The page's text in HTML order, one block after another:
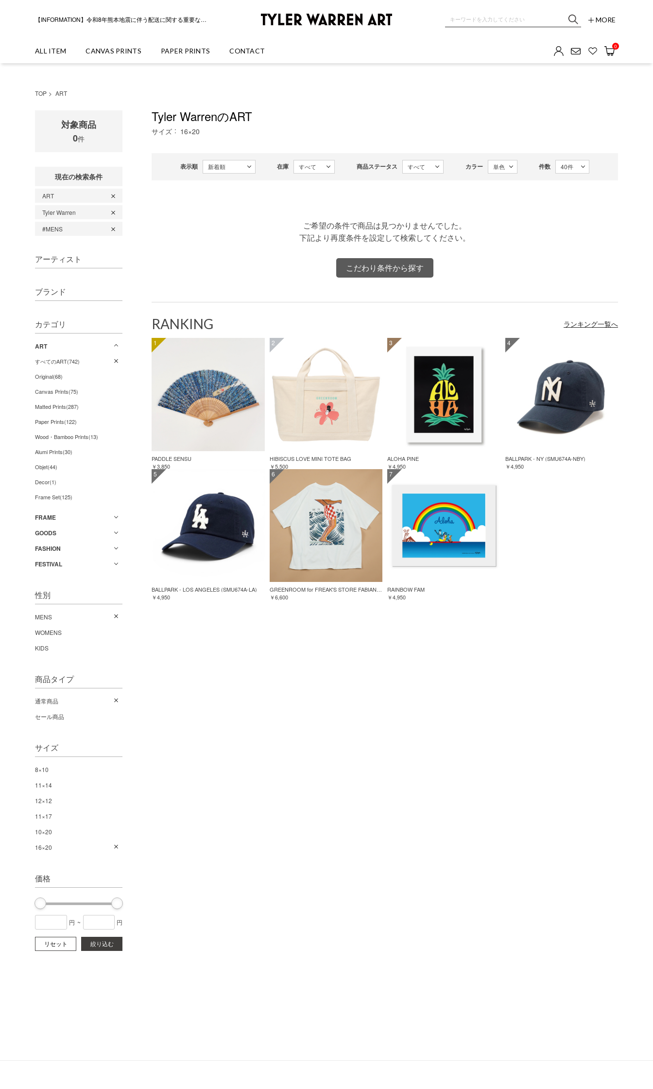
【INFORMATION】令和8年熊本地震に伴う配送に関する重要なお知らせ GREENROOM GALLERY MORE
ALL ITEM CANVAS PRINTS PAPER PRINTS CONTACT
0
TOP ART
対象商品
0件
現在の検索条件
ART
Tyler Warren
#MENS
アーティスト
ブランド
カテゴリ
ART
すべてのART(742)
Original(68)
Canvas Prints(75)
Matted Prints(287)
Paper Prints(122)
Wood・Bamboo Prints(13)
Alumi Prints(30)
Objet(44)
Decor(1)
Frame Set(125)
FRAME
GOODS
FASHION
FESTIVAL
性別
MENS
WOMENS
KIDS
商品タイプ
通常商品
セール商品
サイズ
8×10
11×14
12×12
11×17
10×20
16×20
価格
円 ~ 円
リセット 絞り込む
Tyler WarrenのART
サイズ 16×20
表示順 在庫 商品ステータス カラー 件数
ご希望の条件で商品は見つかりませんでした。
下記より再度条件を設定して検索してください。
こだわり条件から探す
RANKING ランキング一覧へ
1
PADDLE SENSU
￥3,850
2
HIBISCUS LOVE MINI TOTE BAG
￥5,500
3
ALOHA PINE
￥4,950
4
BALLPARK - NY (SMU674A-NBY)
￥4,950
5
BALLPARK - LOS ANGELES (SMU674A-LA)
￥4,950
6
GREENROOM for FREAK'S STORE FABIAN LAVATER S/S TEE
￥6,600
7
RAINBOW FAM
￥4,950